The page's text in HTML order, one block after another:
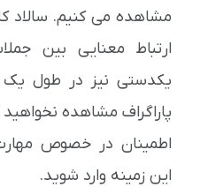
مشاهده می کنیم. سالاد
ارتباط معنایی بین
یکدستی نیز در طول
پاراگراف مشاهده
اطمینان در خصوص
این زمینه وارد شوید.